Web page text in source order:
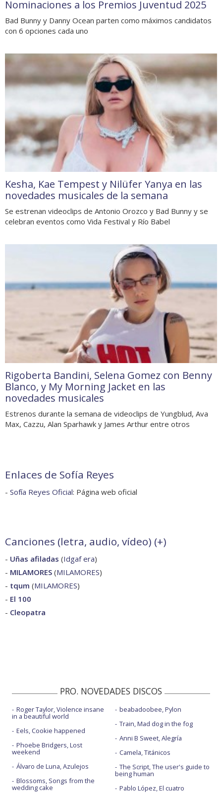
Nominaciones a los Premios Juventud 2025
Bad Bunny y Danny Ocean parten como máximos candidatos
con 6 opciones cada uno
Kesha, Kae Tempest y Nilüfer Yanya en las
novedades musicales de la semana
Se estrenan videoclips de Antonio Orozco y Bad Bunny y se
celebran eventos como Vida Festival y Río Babel
Rigoberta Bandini, Selena Gomez con Benny
Blanco, y My Morning Jacket en las
novedades musicales
Estrenos durante la semana de videoclips de Yungblud, Ava
Max, Cazzu, Alan Sparhawk y James Arthur entre otros
Enlaces de Sofía Reyes
- Sofía Reyes Oficial: Página web oficial
Canciones (letra, audio, vídeo) (+)
- Uñas afiladas (Idgaf era)
- MILAMORES (MILAMORES)
- tqum (MILAMORES)
- El 100
- Cleopatra
PRO. NOVEDADES DISCOS
Roger Taylor, Violence insane
in a beautiful world
Eels, Cookie happened
Phoebe Bridgers, Lost
weekend
Álvaro de Luna, Azulejos
Blossoms, Songs from the
wedding cake
beabadoobee, Pylon
Train, Mad dog in the fog
Anni B Sweet, Alegría
Camela, Titánicos
The Script, The user's guide to
being human
Pablo López, El cuatro